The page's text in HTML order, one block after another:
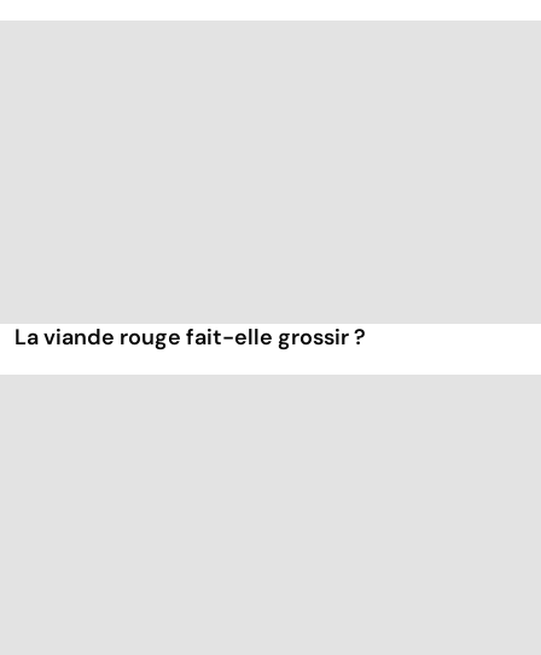
La viande rouge fait-elle grossir ?